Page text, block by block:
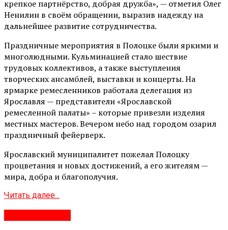
крепкое партнёрство, добрая дружба», — отметил Олег
Ненилин в своём обращении, выразив надежду на
дальнейшее развитие сотрудничества.
Праздничные мероприятия в Полоцке были яркими и
многолюдными. Кульминацией стало шествие
трудовых коллективов, а также выступления
творческих ансамблей, выставки и концерты. На
ярмарке ремесленников работала делегация из
Ярославля — представители «Ярославской
ремесленной палаты» – которые привезли изделия
местных мастеров. Вечером небо над городом озарил
праздничный фейерверк.
Ярославский муниципалитет пожелал Полоцку
процветания и новых достижений, а его жителям —
мира, добра и благополучия.
Читать далее...